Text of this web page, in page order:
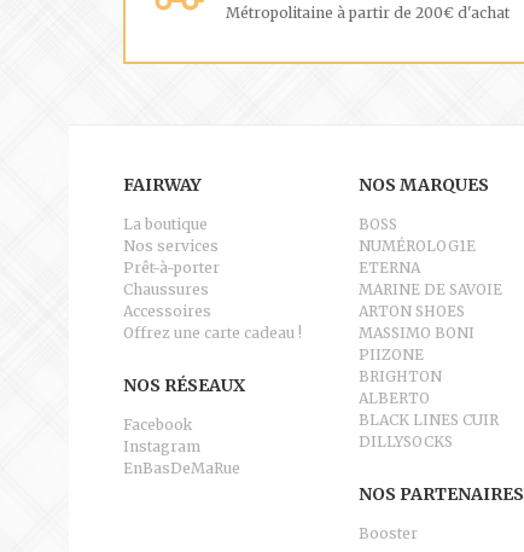
Métropolitaine à partir de 200€ d'achat
FAIRWAY
La boutique
Nos services
Prêt-à-porter
Chaussures
Accessoires
Offrez une carte cadeau !
NOS RÉSEAUX
Facebook
Instagram
EnBasDeMaRue
NOS MARQUES
BOSS
NUMÉROLOG1E
ETERNA
MARINE DE SAVOIE
ARTON SHOES
MASSIMO BONI
PIIZONE
BRIGHTON
ALBERTO
BLACK LINES CUIR
DILLYSOCKS
NOS PARTENAIRES
Booster